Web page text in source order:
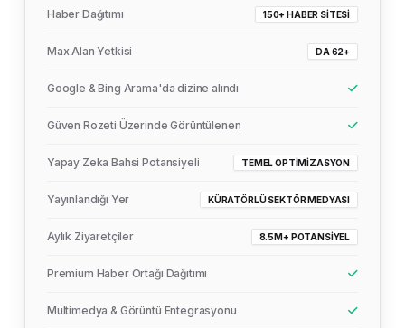
Haber Dağıtımı 150+ HABER SITESI
Max Alan Yetkisi DA 62+
Google & Bing Arama'da dizine alındı
Güven Rozeti Üzerinde Görüntülenen
Yapay Zeka Bahsi Potansiyeli TEMEL OPTIMIZASYON
Yayınlandığı Yer KÜRATÖRLÜ SEKTÖR MEDYASI
Aylık Ziyaretçiler 8.5M+ POTANSIYEL
Premium Haber Ortağı Dağıtımı
Multimedya & Görüntü Entegrasyonu